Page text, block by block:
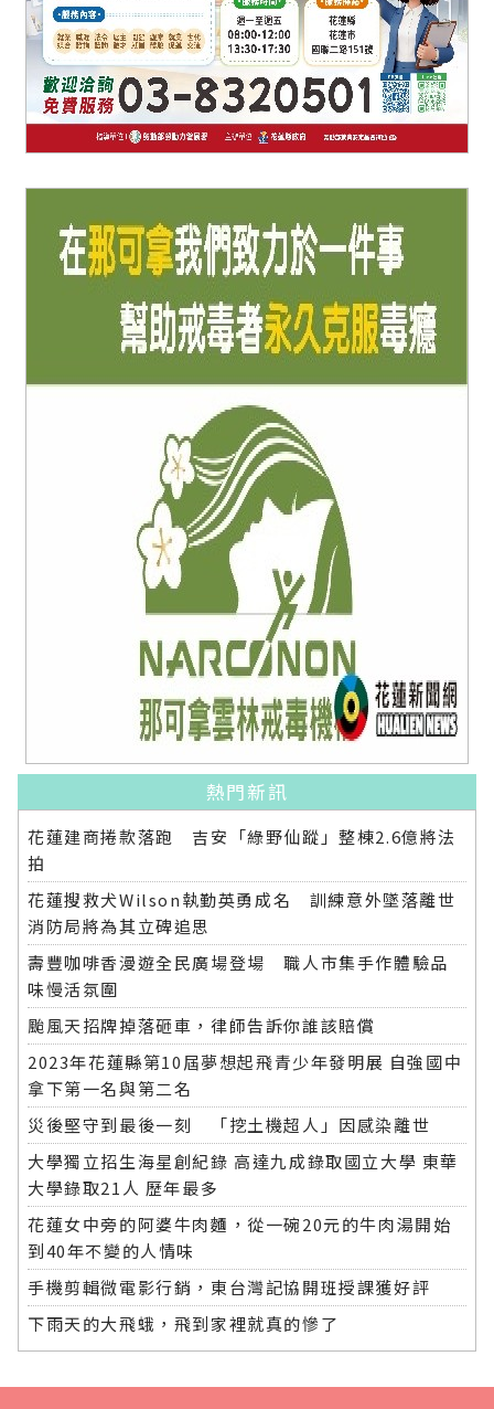
熱門新訊
花蓮建商捲款落跑 吉安「綠野仙蹤」整棟2.6億將法
拍
花蓮搜救犬Wilson執勤英勇成名 訓練意外墜落離世
消防局將為其立碑追思
壽豐咖啡香漫遊全民廣場登場 職人市集手作體驗品
味慢活氛圍
颱風天招牌掉落砸車，律師告訴你誰該賠償
2023年花蓮縣第10屆夢想起飛青少年發明展 自強國中
拿下第一名與第二名
災後堅守到最後一刻 「挖土機超人」因感染離世
大學獨立招生海星創紀錄 高達九成錄取國立大學 東華
大學錄取21人 歷年最多
花蓮女中旁的阿婆牛肉麵，從一碗20元的牛肉湯開始
到40年不變的人情味
手機剪輯微電影行銷，東台灣記協開班授課獲好評
下雨天的大飛蛾，飛到家裡就真的慘了